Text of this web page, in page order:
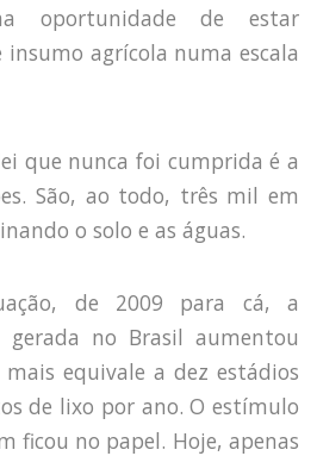
oportunidade de estar
agrícola numa escala
que nunca foi cumprida é a
São, ao todo, três mil em
o solo e as águas.
de 2009 para cá, a
no Brasil aumentou
mais equivale a dez estádios
de lixo por ano. O estímulo
ficou no papel. Hoje, apenas